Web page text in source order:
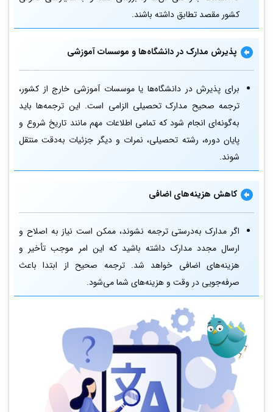
کشور مقصد تطابق داشته باشند.
پذیرش مدارک در دانشگاه‌ها و موسسات آموزشی
برای پذیرش در دانشگاه‌ها یا موسسات آموزشی خارج از کشور،
ترجمه صحیح مدارک تحصیلی الزامی است. این ترجمه‌ها باید
به‌گونه‌ای انجام شود که تمامی اطلاعات مهم مانند تاریخ شروع و
پایان دوره، رشته تحصیلی، نمرات و دیگر جزئیات به‌دقت منتقل
شوند.
کاهش هزینه‌های اضافی
اگر مدارک به‌درستی ترجمه نشوند، ممکن است نیاز به اصلاح و
ارسال مجدد مدارک داشته باشید که این امر موجب تأخیر و
هزینه‌های اضافی خواهد شد. ترجمه صحیح از ابتدا باعث
صرفه‌جویی در وقت و هزینه‌های شما می‌شود.